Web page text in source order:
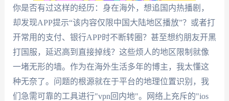
你是否有过这样的经历：身在海外，想追国内热播剧，
却发现APP提示“该内容仅限中国大陆地区播放”？或者打
开常用的支付、银行APP时不断转圈？甚至想约朋友开黑
打国服，延迟高到直接掉线？这些烦人的地区限制就像
一堵无形的墙。作为在海外生活多年的博主，我太懂这
种无奈了。问题的根源就在于平台的地理位置识别，我
们急需可靠的工具进行"vpn回内地"。网络上充斥的"ios